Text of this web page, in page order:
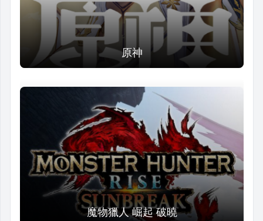
原神
魔物獵人 崛起 破曉